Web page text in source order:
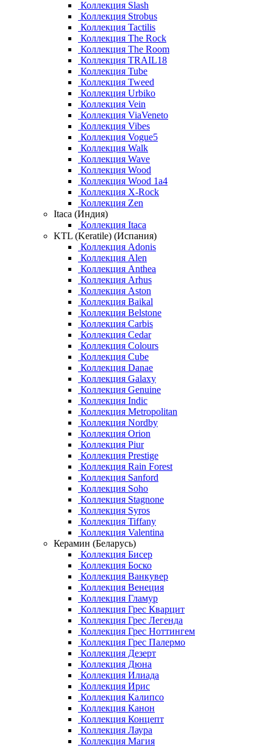
Коллекция Slash
Коллекция Strobus
Коллекция Tactilis
Коллекция The Rock
Коллекция The Room
Коллекция TRAIL18
Коллекция Tube
Коллекция Tweed
Коллекция Urbiko
Коллекция Vein
Коллекция ViaVeneto
Коллекция Vibes
Коллекция Vogue5
Коллекция Walk
Коллекция Wave
Коллекция Wood
Коллекция Wood 1a4
Коллекция X-Rock
Коллекция Zen
Itaca (Индия)
Коллекция Itaca
KTL (Keratile) (Испания)
Коллекция Adonis
Коллекция Alen
Коллекция Anthea
Коллекция Arhus
Коллекция Aston
Коллекция Baikal
Коллекция Belstone
Коллекция Carbis
Коллекция Cedar
Коллекция Colours
Коллекция Cube
Коллекция Danae
Коллекция Galaxy
Коллекция Genuine
Коллекция Indic
Коллекция Metropolitan
Коллекция Nordby
Коллекция Orion
Коллекция Piur
Коллекция Prestige
Коллекция Rain Forest
Коллекция Sanford
Коллекция Soho
Коллекция Stagnone
Коллекция Syros
Коллекция Tiffany
Коллекция Valentina
Керамин (Беларусь)
Коллекция Бисер
Коллекция Боско
Коллекция Ванкувер
Коллекция Венеция
Коллекция Гламур
Коллекция Грес Кварцит
Коллекция Грес Легенда
Коллекция Грес Ноттингем
Коллекция Грес Палермо
Коллекция Дезерт
Коллекция Дюна
Коллекция Илиада
Коллекция Ирис
Коллекция Калипсо
Коллекция Канон
Коллекция Концепт
Коллекция Лаура
Коллекция Магия